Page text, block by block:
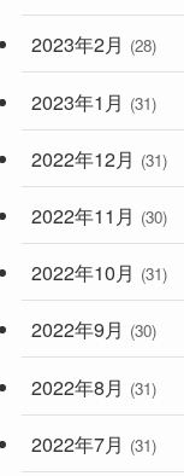
2023年2月 (28)
2023年1月 (31)
2022年12月 (31)
2022年11月 (30)
2022年10月 (31)
2022年9月 (30)
2022年8月 (31)
2022年7月 (31)